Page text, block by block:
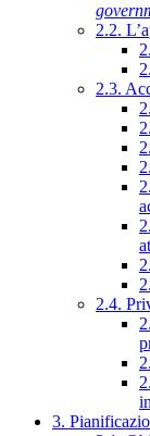
2.2.
2.3.
2.4.
3.